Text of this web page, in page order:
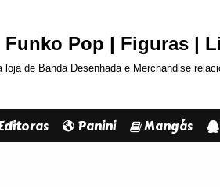
Funko Pop | Figuras |
loja de Banda Desenhada e Merchandise
Panini Mangás